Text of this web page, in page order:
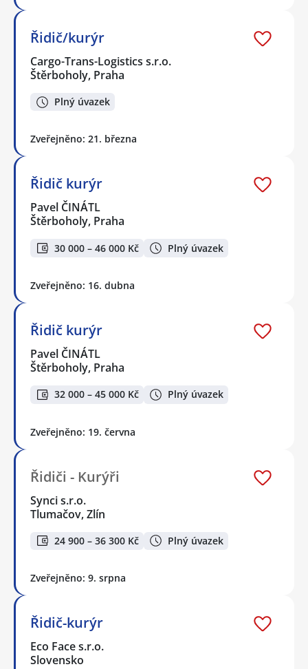
Řidič/kurýr
Cargo-Trans-Logistics s.r.o.
Štěrboholy, Praha
Plný úvazek
Zveřejněno: 21. března
Řidič kurýr
Pavel ČINÁTL
Štěrboholy, Praha
30 000 – 46 000 Kč Plný úvazek
Zveřejněno: 16. dubna
Řidič kurýr
Pavel ČINÁTL
Štěrboholy, Praha
32 000 – 45 000 Kč Plný úvazek
Zveřejněno: 19. června
Řidiči - Kurýři
Synci s.r.o.
Tlumačov, Zlín
24 900 – 36 300 Kč Plný úvazek
Zveřejněno: 9. srpna
Řidič-kurýr
Eco Face s.r.o.
Slovensko